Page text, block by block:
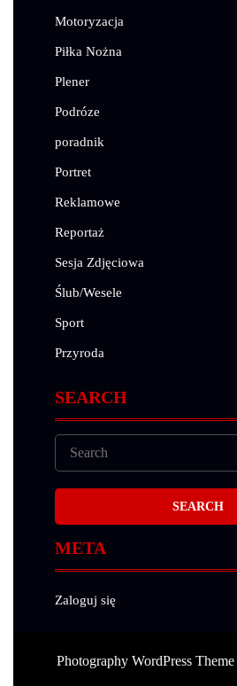
Motoryzacja
Piłka Nożna
Plener
Podróze
poradnik
Portret
Reklamowe
Reportaż
Sesja Zdjęciowa
Ślub/Wesele
Sport
Przyroda
SEARCH
META
Zaloguj się
Photography WordPress Theme